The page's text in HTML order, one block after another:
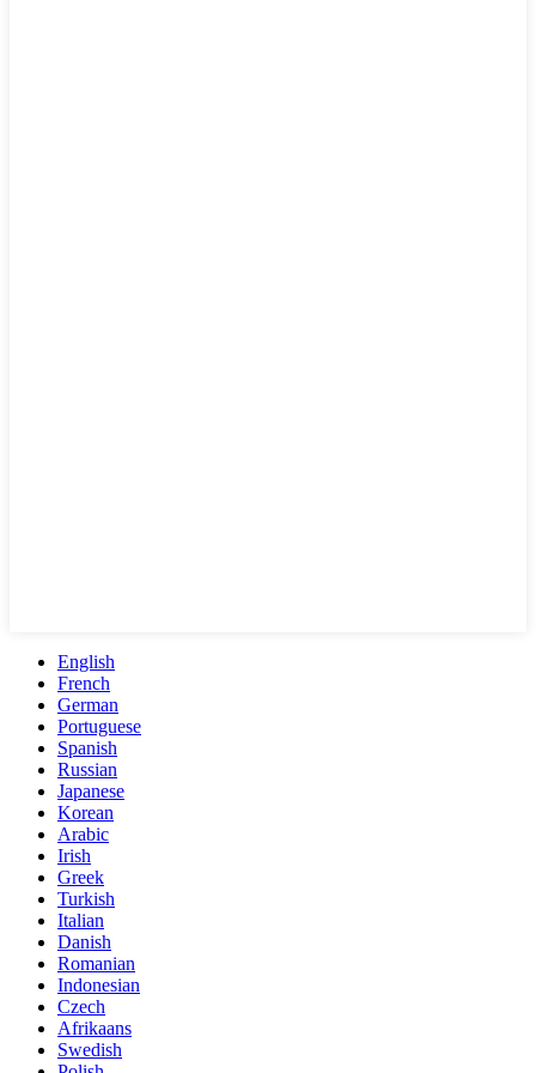
English
French
German
Portuguese
Spanish
Russian
Japanese
Korean
Arabic
Irish
Greek
Turkish
Italian
Danish
Romanian
Indonesian
Czech
Afrikaans
Swedish